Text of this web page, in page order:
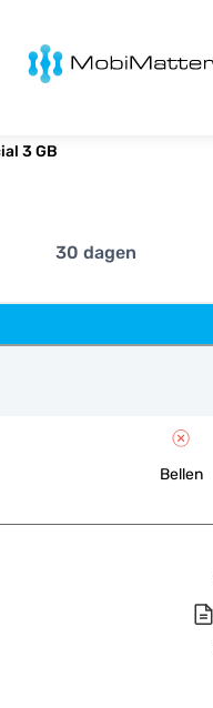
MobiMatter
3 GB
30 dagen
Bellen